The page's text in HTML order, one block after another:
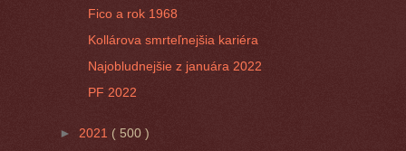
Fico a rok 1968
Kollárova smrteľnejšia kariéra
Najobludnejšie z januára 2022
PF 2022
► 2021 ( 500 )